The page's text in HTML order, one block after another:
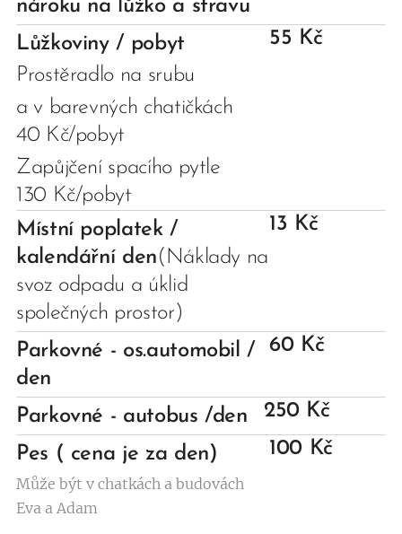
nároku na lůžko a stravu
Lůžkoviny / pobyt
Prostěradlo na srubu
a v barevných chatičkách
40 Kč/pobyt
Zapůjčení spacího pytle
130 Kč/pobyt
55 Kč
Místní poplatek /
kalendářní den(Náklady na
svoz odpadu a úklid
společných prostor)
13 Kč
Parkovné - os.automobil /
den
60 Kč
Parkovné - autobus /den
250 Kč
Pes ( cena je za den)
Může být v chatkách a budovách
Eva a Adam
100 Kč